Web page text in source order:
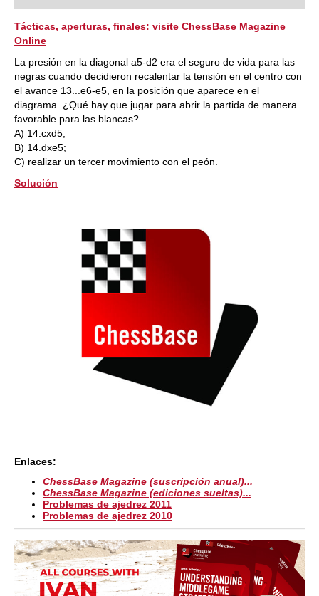
train more efficiently, intelligently and with a
more personalised approach than ever before.
Tácticas, aperturas, finales: visite ChessBase Magazine
Online
La presión en la diagonal a5-d2 era el seguro de vida para las
negras cuando decidieron recalentar la tensión en el centro con
el avance 13...e6-e5, en la posición que aparece en el
diagrama. ¿Qué hay que jugar para abrir la partida de manera
favorable para las blancas?
A) 14.cxd5;
B) 14.dxe5;
C) realizar un tercer movimiento con el peón.
Solución
Enlaces:
ChessBase Magazine (suscripción anual)...
ChessBase Magazine (ediciones sueltas)...
Problemas de ajedrez 2011
Problemas de ajedrez 2010